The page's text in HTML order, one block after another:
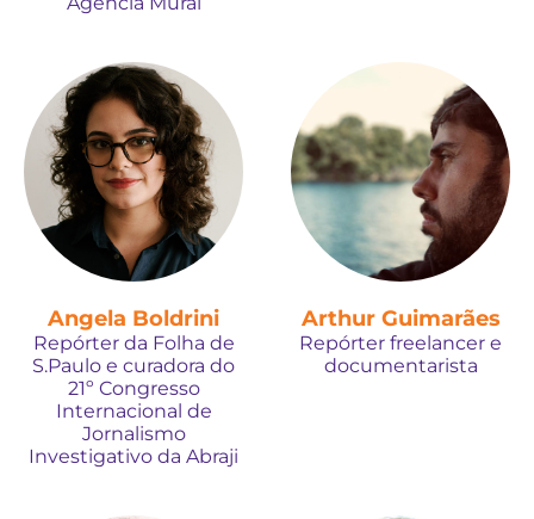
Angela Boldrini
Repórter da Folha de
S.Paulo e curadora do
21º Congresso
Internacional de
Jornalismo
Investigativo da Abraji
Arthur Guimarães
Repórter freelancer e
documentarista